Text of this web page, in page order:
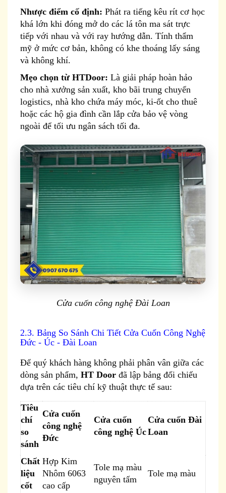
Nhược điểm cố định: Phát ra tiếng kêu rít cơ học
khá lớn khi đóng mở do các lá tôn ma sát trực
tiếp với nhau và với ray hướng dẫn. Tính thẩm
mỹ ở mức cơ bản, không có khe thoáng lấy sáng
và không khí.
Mẹo chọn từ HTDoor: Là giải pháp hoàn hảo
cho nhà xưởng sản xuất, kho bãi trung chuyển
logistics, nhà kho chứa máy móc, ki-ốt cho thuê
hoặc các hộ gia đình cần lắp cửa bảo vệ vòng
ngoài để tối ưu ngân sách tối đa.
Cửa cuốn công nghệ Đài Loan
2.3. Bảng So Sánh Chi Tiết Cửa Cuốn Công Nghệ
Đức - Úc - Đài Loan
Để quý khách hàng không phải phân vân giữa các
dòng sản phẩm, HT Door đã lập bảng đối chiếu
dựa trên các tiêu chí kỹ thuật thực tế sau:
Tiêu
chí
so
sánh
Cửa cuốn
công nghệ
Đức
Cửa cuốn
công nghệ Úc
Cửa cuốn Đài
Loan
Chất
liệu
cốt
Hợp Kim
Nhôm 6063
cao cấp
Tole mạ màu
nguyên tấm
Tole mạ màu